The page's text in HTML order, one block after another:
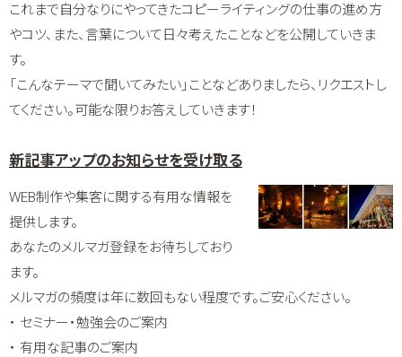
これまで自分なりにやってきたコピーライティングの仕事の進め方
やコツ、また、言葉について日々考えたことなどを公開していきま
す。
「こんなテーマで聞いてみたい」ことなどありましたら、リクエストし
てください。可能な限りお答えしていきます！
新記事アップのお知らせを受け取る
WEB制作や集客に関する有用な情報を
提供します。
あなたのメルマガ登録をお待ちしており
ます。
メルマガの頻度は年に数回もない程度です。ご安心ください。
・ セミナー・勉強会のご案内
・ 有用な記事のご案内